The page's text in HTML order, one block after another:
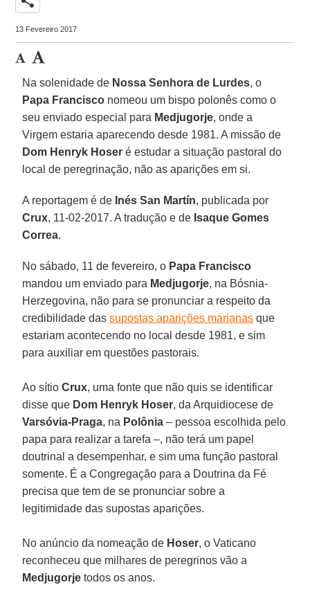
13 Fevereiro 2017
Na solenidade de Nossa Senhora de Lurdes, o
Papa Francisco nomeou um bispo polonês como o
seu enviado especial para Medjugorje, onde a
Virgem estaria aparecendo desde 1981. A missão de
Dom Henryk Hoser é estudar a situação pastoral do
local de peregrinação, não as aparições em si.
A reportagem é de Inés San Martín, publicada por
Crux, 11-02-2017. A tradução e de Isaque Gomes
Correa.
No sábado, 11 de fevereiro, o Papa Francisco
mandou um enviado para Medjugorje, na Bósnia-
Herzegovina, não para se pronunciar a respeito da
credibilidade dassupostas aparições marianas que
estariam acontecendo no local desde 1981, e sim
para auxiliar em questões pastorais.
Ao sítioCrux, uma fonte que não quis se identificar
disse que Dom Henryk Hoser, da Arquidiocese de
Varsóvia-Praga, na Polônia – pessoa escolhida pelo
papa para realizar a tarefa –, não terá um papel
doutrinal a desempenhar, e sim uma função pastoral
somente. É a Congregação para a Doutrina da Fé
precisa que tem de se pronunciar sobre a
legitimidade das supostas aparições.
No anúncio da nomeação de Hoser, o Vaticano
reconheceu que milhares de peregrinos vão a
Medjugorje todos os anos.